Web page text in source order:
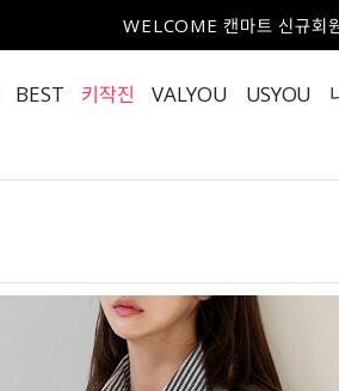
WELCOME 캔마트 신규회
BEST 키작진 VALYOU USYOU